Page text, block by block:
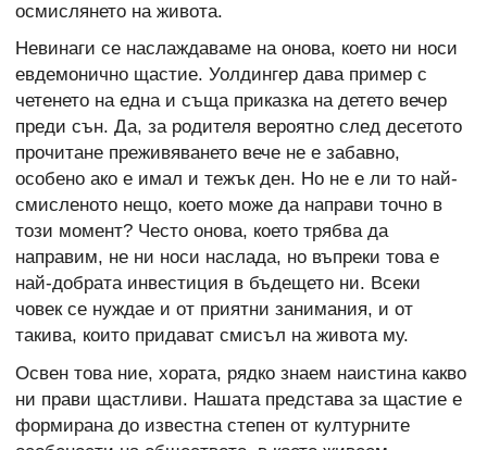
осмислянето на живота.
Невинаги се наслаждаваме на онова, което ни носи
евдемонично щастие. Уолдингер дава пример с
четенето на една и съща приказка на детето вечер
преди сън. Да, за родителя вероятно след десетото
прочитане преживяването вече не е забавно,
особено ако е имал и тежък ден. Но не е ли то най-
смисленото нещо, което може да направи точно в
този момент? Често онова, което трябва да
направим, не ни носи наслада, но въпреки това е
най-добрата инвестиция в бъдещето ни. Всеки
човек се нуждае и от приятни занимания, и от
такива, които придават смисъл на живота му.
Освен това ние, хората, рядко знаем наистина какво
ни прави щастливи. Нашата представа за щастие е
формирана до известна степен от културните